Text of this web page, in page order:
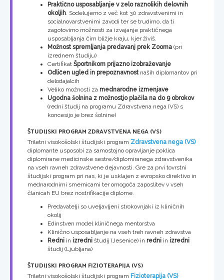
Praktično usposabljanje v zelo raznolikih delovnih
okoljih. Sodelujemo z več kot 30 zdravstvenimi in
socialnovarstvenimi zavodi ter se trudimo, da ti
zagotovimo možnosti za izvajanje praktičnega
usposabljanja čim bližje kraju, kjer živiš.
Možnost spremljanja predavanj prek Zooma (pri
izrednem študiju)
Certifikat Športnikom prijazno izobraževanje
Odličen ugled in prepoznavnostnaših diplomantov pri
delodajalcih
Veliko možnosti za mednarodne izmenjave
Ugodna šolnina z možnostjo plačila na do 9 obrokov
(redni študij na programu Zdravstvena nega (VS) s
koncesijo je brez šolnine)
ŠTUDIJSKI PROGRAM ZDRAVSTVENA NEGA (VS)
Triletni visokošolski študijski program Zdravstvena nega (VS)
diplomante usposobi za samostojno opravljanje poklica
diplomirane medicinske sestre/diplomiranega zdravstvenika
na vseh ravneh zdravstvene dejavnosti. Gre za prvi tovrstni
študijski program pri nas, ki je usklajen z evropsko direktivo in
mednarodnimi smernicami ter omogoča zaposlitev v vseh
članicah EU brez nostrifikacije diplome.
Predavatelji so uveljavljeni strokovnjaki iz kliničnih
okolij
Edinstven model kliničnega mentorstva
Klinično usposabljanje na vseh treh ravneh zdravstva
Redni in izredni študij (Jesenice) in redni in izredni
študij (Ljubljana)
ŠTUDIJSKI PROGRAM FIZIOTERAPIJA (VS)
Triletni visokošolski študijski program Fizioterapija (VS)